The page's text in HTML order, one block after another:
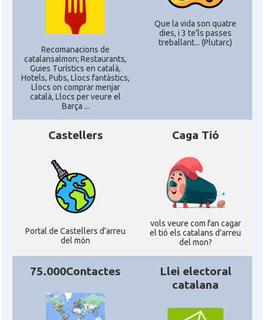
Consolat Consolat general a Washington
Ambaixada
Ambaixada espanyola a Estats Units
* + ambaixades i consolats
Recomanacions de
catalansalmon; Restaurants,
Guies Turístics en català,
Hotels, Pubs, Llocs fantàstics,
Llocs on comprar menjar
català, Llocs per veure el
Barça ...
Que la vida son quatre
dies, i 3 te'ls passes
treballant... (Plutarc)
Castellers
Portal de Castellers d'arreu
del món
Caga Tió
vols veure com fan cagar
el tió els catalans d'arreu
del mon?
75.000Contactes
Llei electoral
catalana